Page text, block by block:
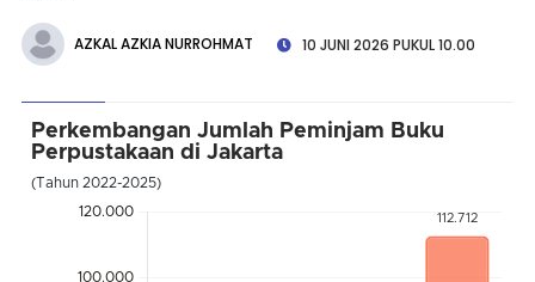
AZKAL AZKIA NURROHMAT 10 JUNI 2026 PUKUL 10.00
Perkembangan Jumlah Peminjam Buku
Perpustakaan di Jakarta
(Tahun 2022-2025)